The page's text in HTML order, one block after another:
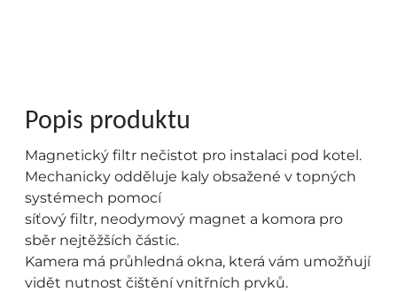
Popis produktu
Magnetický filtr nečistot pro instalaci pod kotel.
Mechanicky odděluje kaly obsažené v topných
systémech pomocí
síťový filtr, neodymový magnet a komora pro
sběr nejtěžších částic.
Kamera má průhledná okna, která vám umožňují
vidět nutnost čištění vnitřních prvků.